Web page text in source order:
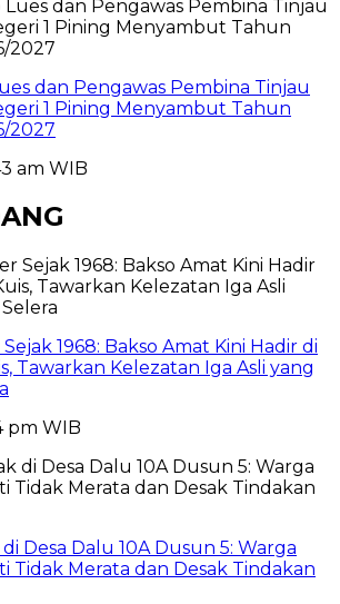
dan Pengawas Pembina Tinjau
1 Pining Menyambut Tahun
2027
am WIB
1968: Bakso Amat Kini Hadir di
Tawarkan Kelezatan Iga Asli yang
pm WIB
Desa Dalu 10A Dusun 5: Warga
Tidak Merata dan Desak Tindakan